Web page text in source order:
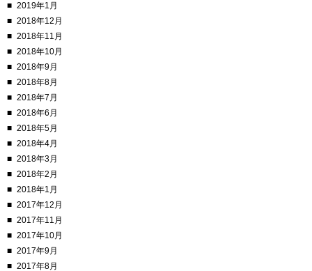
2019年1月
2018年12月
2018年11月
2018年10月
2018年9月
2018年8月
2018年7月
2018年6月
2018年5月
2018年4月
2018年3月
2018年2月
2018年1月
2017年12月
2017年11月
2017年10月
2017年9月
2017年8月